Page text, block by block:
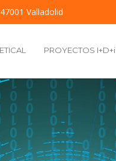
Valladolid
PROYECTOS I+D+i